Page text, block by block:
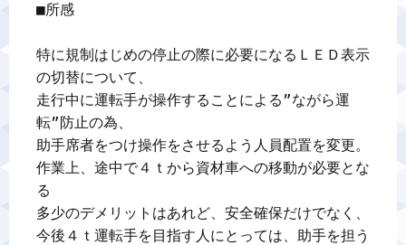
■所感
特に規制はじめの停止の際に必要になるＬＥＤ表示
の切替について、
走行中に運転手が操作することによる”ながら運
転”防止の為、
助手席者をつけ操作をさせるよう人員配置を変更。
作業上、途中で４ｔから資材車への移動が必要とな
る
多少のデメリットはあれど、安全確保だけでなく、
今後４ｔ運転手を目指す人にとっては、助手を担う